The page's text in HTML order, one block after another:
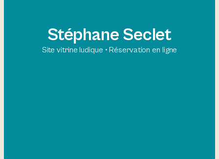
Stéphane Seclet
Site vitrine ludique • Réservation en ligne